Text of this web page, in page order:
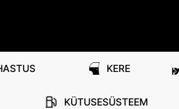
KERE
KÜTUSESÜSTEEM